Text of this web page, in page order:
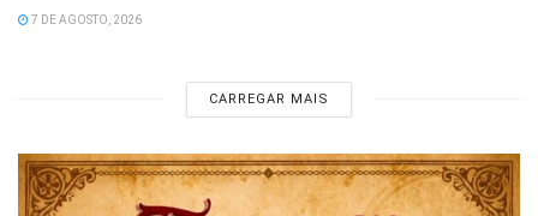
7 DE AGOSTO, 2026
CARREGAR MAIS